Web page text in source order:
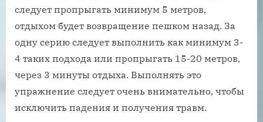
следует пропрыгать минимум 5 метров,
отдыхом будет возвращение пешком назад. За
одну серию следует выполнить как минимум 3-
4 таких подхода или пропрыгать 15-20 метров,
через 3 минуты отдыха. Выполнять это
упражнение следует очень внимательно, чтобы
исключить падения и получения травм.